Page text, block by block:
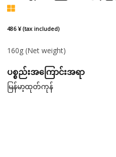
486 ¥ (tax included)
160g (Net weight)
ပစ္စည်းအကြောင်းအရာ
မြန်မာ့ထုတ်ကုန်